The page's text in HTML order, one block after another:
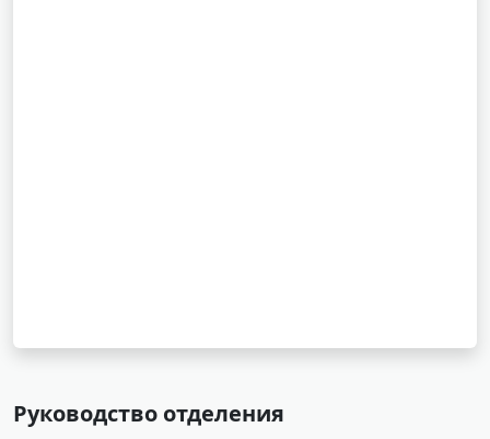
Руководство отделения